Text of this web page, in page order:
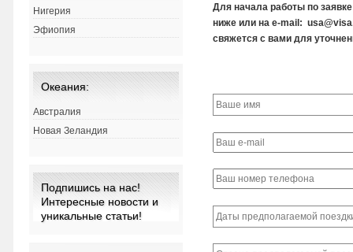
Для начала работы по
ниже или на e-mail:
свяжется с вами для
Нигерия
Эфиопия
Океания:
Австралия
Новая Зеландия
Подпишись на нас!
Интересные новости и
уникальные статьи!